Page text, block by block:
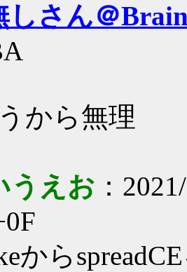
しさん＠
から無理
うえお ：
から